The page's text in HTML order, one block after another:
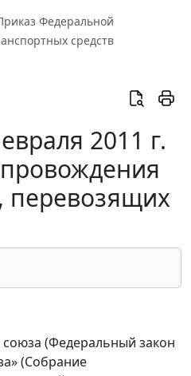
Федеральной
средств
2011 г.
перевозящих
(Федеральный закон
(Собрание